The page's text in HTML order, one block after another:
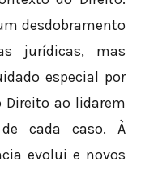
desdobramento
jurídicas, mas
especial por
ao lidarem
cada caso. À
evolui e novos